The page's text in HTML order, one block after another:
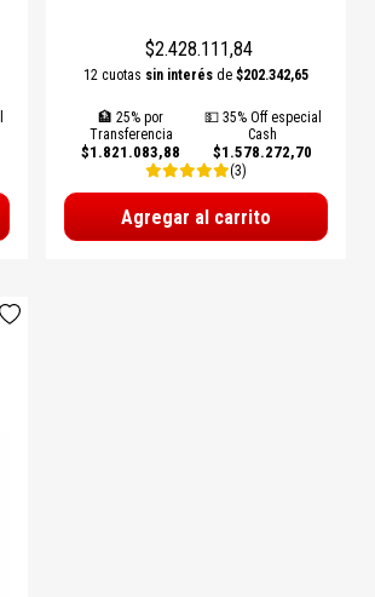
$2.428.111,84
12 cuotas sin interés de$202.342,65
🏦 25% por
Transferencia
$1.821.083,88
💵 35% Off especial
Cash
$1.578.272,70
(3)
Agregar al carrito